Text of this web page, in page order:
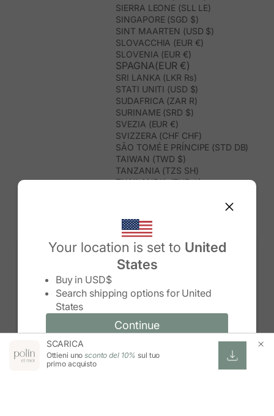
Your location is set to United
States
Buy in USD$
Search shipping options for United
States
Continue
Change country/region and language
Change country/region
Continue
SIERRA LEONE (SLL LE)
SINGAPORE (SGD $)
SINT MAARTEN (USD $)
SLOVACCHIA (EUR €)
SLOVENIA (EUR €)
SPAGNA(EUR €)
SRI LANKA (LKR ₨)
STATI UNITI (USD $)
SUDAFRICA (ZAR R)
SURINAME (SRD $)
SVEZIA (EUR €)
SVIZZERA (CHF CHF)
SÃO TOMÉ E PRÍNCIPE (STD DB)
TAIWAN (TWD $)
TANZANIA (TZS SH)
THAILANDIA (THB ฿)
TONGA (TOP T$)
TRINIDAD E TOBAGO (TTD $)
TUNISIA (USD $)
TURCHIA (TRY ₺)
TURKMENISTAN (USD $)
UNGHERIA (EUR €)
UZBEKISTAN (UZS SO'M)
VANUATU (VUV VT)
VIETNAM (VND ₫)
WALLIS E FUTUNA (XPF FR)
SCARICA
Ottieni unosconto del 10% sul tuo
primo acquisto